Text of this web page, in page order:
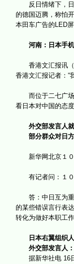
反日情绪下，日
的德国迈腾，称怕
本田车广告的LED
河南：日本手机
香港文汇报讯（
香港文汇报记者：“
而位于二七广场
看日本对中国的态度
外交部发言人就
部分群众对日方
新华网北京１０
有记者问：１０
答：中日互为重
的某些错误言行表
转化为做好本职工
日本右翼组织人
外交部发言人：
据新华社电 16日